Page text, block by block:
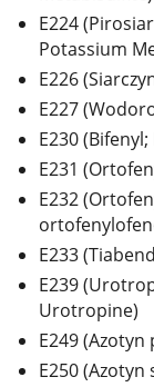
E224
Potassium
E226
E227
E230
E231
E232
E233
E239
Urotropine)
E249
E250